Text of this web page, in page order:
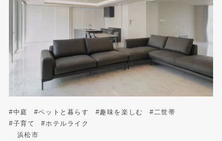
#中庭 #ペットと暮らす #趣味を楽しむ
#二世帯
#子育て
#ホテルライク
浜松市